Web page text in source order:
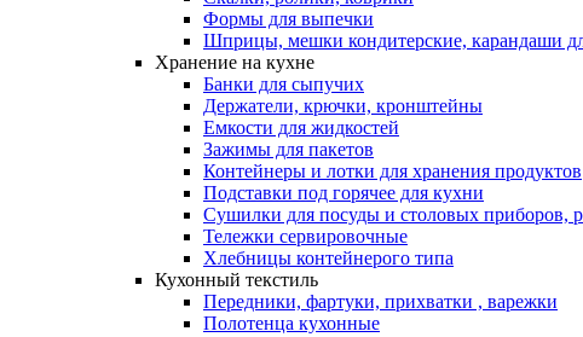
Формы для выпечки
Шприцы, мешки кондитерские, карандаши
Хранение на кухне
Банки для сыпучих
Держатели, крючки, кронштейны
Емкости для жидкостей
Зажимы для пакетов
Контейнеры и лотки для хранения продуктов
Подставки под горячее для кухни
Сушилки для посуды и столовых приборов,
Тележки сервировочные
Хлебницы контейнерого типа
Кухонный текстиль
Передники, фартуки, прихватки , варежки
Полотенца кухонные